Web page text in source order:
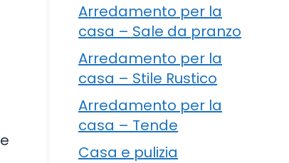
Arredamento per la
casa – Sale da pranzo
Arredamento per la
casa – Stile Rustico
Arredamento per la
casa – Tende
Casa e pulizia